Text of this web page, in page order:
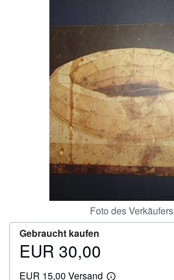
Foto des Verkäufers
Gebraucht kaufen
Preis
EUR 30,00
EUR 15,00 Versand